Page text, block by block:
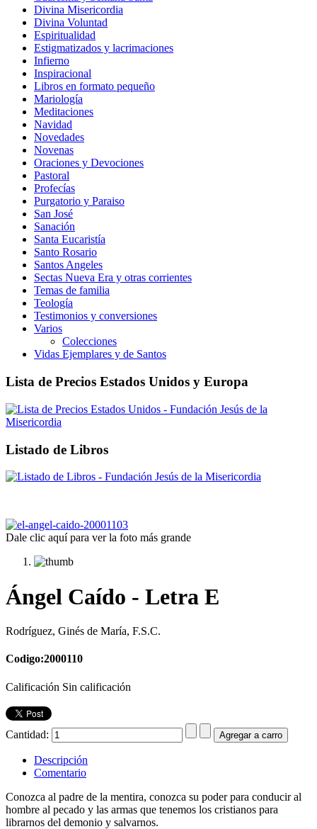
Divina Misericordia
Divina Voluntad
Espiritualidad
Estigmatizados y lacrimaciones
Infierno
Inspiracional
Libros en formato pequeño
Mariología
Meditaciones
Navidad
Novedades
Novenas
Oraciones y Devociones
Pastoral
Profecías
Purgatorio y Paraiso
San José
Sanación
Santa Eucaristía
Santo Rosario
Santos Angeles
Sectas Nueva Era y otras corrientes
Temas de familia
Teología
Testimonios y conversiones
Varios
Colecciones
Vidas Ejemplares y de Santos
Lista de Precios Estados Unidos y Europa
Listado de Libros
Dale clic aquí para ver la foto más grande
Ángel Caído - Letra E
Rodríguez, Ginés de María, F.S.C.
Codigo:2000110
Calificación Sin calificación
Cantidad:
Descripción
Comentario
Conozca al padre de la mentira, conozca su poder para conducir al
hombre al pecado y las armas que tenemos los cristianos para
librarnos del demonio y salvarnos.